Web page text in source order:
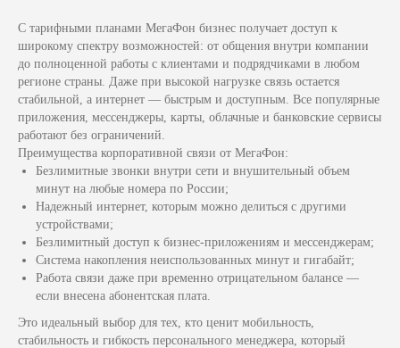
С тарифными планами МегаФон бизнес получает доступ к
широкому спектру возможностей: от общения внутри компании
до полноценной работы с клиентами и подрядчиками в любом
регионе страны. Даже при высокой нагрузке связь остается
стабильной, а интернет — быстрым и доступным. Все популярные
приложения, мессенджеры, карты, облачные и банковские сервисы
работают без ограничений.
Преимущества корпоративной связи от МегаФон:
Безлимитные звонки внутри сети и внушительный объем
минут на любые номера по России;
Надежный интернет, которым можно делиться с другими
устройствами;
Безлимитный доступ к бизнес-приложениям и мессенджерам;
Система накопления неиспользованных минут и гигабайт;
Работа связи даже при временно отрицательном балансе —
если внесена абонентская плата.
Это идеальный выбор для тех, кто ценит мобильность,
стабильность и гибкость персонального менеджера, который
Перейти на официальный сайт
Согласие на обработку персональных данных
Политика конфиденциальности
Агентское соглашение № 1-01072015/АСМ от
01.07.2015
Официальный партнёр компании "МегаФон" по
привлечению корпоративных клиентов